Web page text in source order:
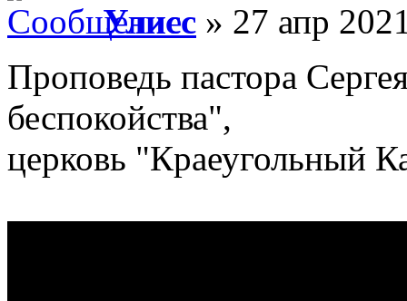
Улисс » 27 апр
Проповедь пастора
беспокойства",
церковь "Краеугольный